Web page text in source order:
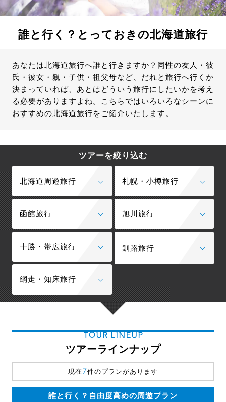
誰と行く？とっておきの北海道旅行
あなたは北海道旅行へ誰と行きますか？同性の友人・彼
氏・彼女・親・子供・祖父母など、だれと旅行へ行くか
決まっていれば、あとはどういう旅行にしたいかを考え
る必要がありますよね。こちらではいろいろなシーンに
おすすめの北海道旅行をご紹介いたします。
ツアーを絞り込む
北海道周遊旅行 札幌・小樽旅行
函館旅行 旭川旅行
十勝・帯広旅行 釧路旅行
網走・知床旅行
TOUR LINEUP
ツアーラインナップ
現在7件のプランがあります
誰と行く？自由度高めの周遊プラン